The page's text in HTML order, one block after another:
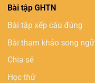
Bài tập GHTN
Bài tập xếp câu đúng
Bài tham khảo song ngữ
Chia sẻ
Học thử